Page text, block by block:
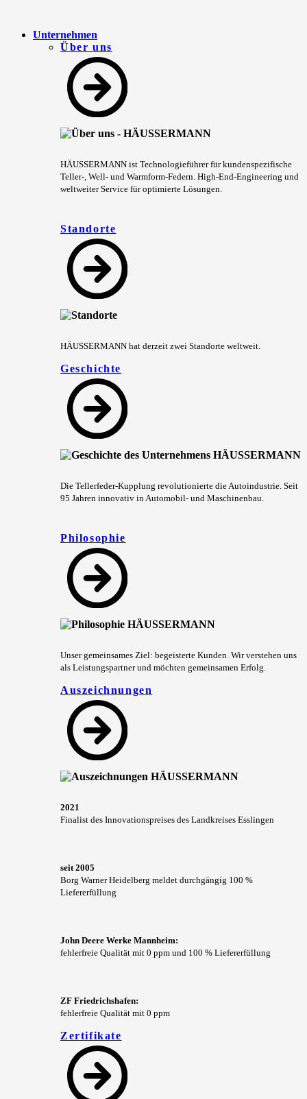
Unternehmen
Über uns
HÄUSSERMANN ist Technologieführer für kundenspezifische
Teller-, Well- und Warmform-Federn. High-End-Engineering und
weltweiter Service für optimierte Lösungen.
Standorte
HÄUSSERMANN hat derzeit zwei Standorte weltweit.
Geschichte
Die Tellerfeder-Kupplung revolutionierte die Autoindustrie. Seit
95 Jahren innovativ in Automobil- und Maschinenbau.
Philosophie
Unser gemeinsames Ziel: begeisterte Kunden. Wir verstehen uns
als Leistungspartner und möchten gemeinsamen Erfolg.
Auszeichnungen
2021
Finalist des Innovationspreises des Landkreises Esslingen
seit 2005
Borg Warner Heidelberg meldet durchgängig 100 %
Liefererfüllung
John Deere Werke Mannheim:
fehlerfreie Qualität mit 0 ppm und 100 % Liefererfüllung
ZF Friedrichshafen:
fehlerfreie Qualität mit 0 ppm
Zertifikate